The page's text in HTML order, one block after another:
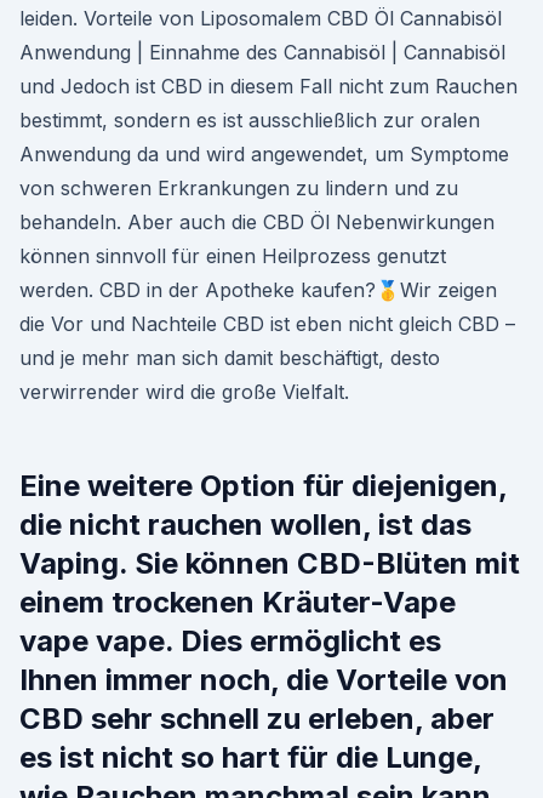
leiden. Vorteile von Liposomalem CBD Öl Cannabisöl
Anwendung | Einnahme des Cannabisöl | Cannabisöl
und Jedoch ist CBD in diesem Fall nicht zum Rauchen
bestimmt, sondern es ist ausschließlich zur oralen
Anwendung da und wird angewendet, um Symptome
von schweren Erkrankungen zu lindern und zu
behandeln. Aber auch die CBD Öl Nebenwirkungen
können sinnvoll für einen Heilprozess genutzt
werden. CBD in der Apotheke kaufen?🥇Wir zeigen
die Vor und Nachteile CBD ist eben nicht gleich CBD –
und je mehr man sich damit beschäftigt, desto
verwirrender wird die große Vielfalt.
Eine weitere Option für diejenigen,
die nicht rauchen wollen, ist das
Vaping. Sie können CBD-Blüten mit
einem trockenen Kräuter-Vape
vape vape. Dies ermöglicht es
Ihnen immer noch, die Vorteile von
CBD sehr schnell zu erleben, aber
es ist nicht so hart für die Lunge,